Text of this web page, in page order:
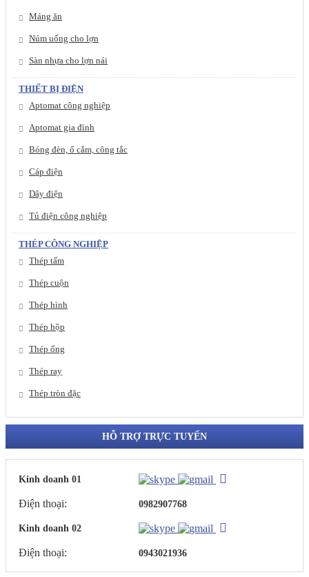
Máng ăn
Núm uống cho lợn
Sàn nhựa cho lợn nái
THIẾT BỊ ĐIỆN
Aptomat công nghiệp
Aptomat gia đình
Bóng đèn, ổ cắm, công tắc
Cáp điện
Dây điện
Tủ điện công nghiệp
THÉP CÔNG NGHIỆP
Thép tấm
Thép cuộn
Thép hình
Thép hộp
Thép ống
Thép ray
Thép tròn đặc
HỖ TRỢ TRỰC TUYẾN
Kinh doanh 01
Điện thoại: 0982907768
Kinh doanh 02
Điện thoại: 0943021936